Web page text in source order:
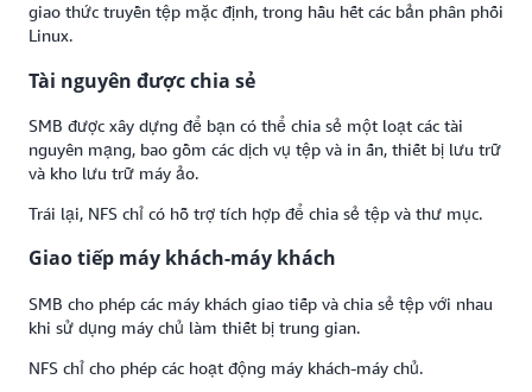
giao thức truyền tệp mặc định, trong hầu hết các bản phân phối
Linux.
Tài nguyên được chia sẻ
SMB được xây dựng để bạn có thể chia sẻ một loạt các tài
nguyên mạng, bao gồm các dịch vụ tệp và in ấn, thiết bị lưu trữ
và kho lưu trữ máy ảo.
Trái lại, NFS chỉ có hỗ trợ tích hợp để chia sẻ tệp và thư mục.
Giao tiếp máy khách-máy khách
SMB cho phép các máy khách giao tiếp và chia sẻ tệp với nhau
khi sử dụng máy chủ làm thiết bị trung gian.
NFS chỉ cho phép các hoạt động máy khách-máy chủ.